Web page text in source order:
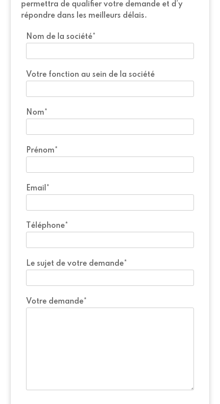
permettra de qualifier votre demande et d’y
répondre dans les meilleurs délais.
Nom de la société*
Votre fonction au sein de la société
Nom*
Prénom*
Email*
Téléphone*
Le sujet de votre demande*
Votre demande*